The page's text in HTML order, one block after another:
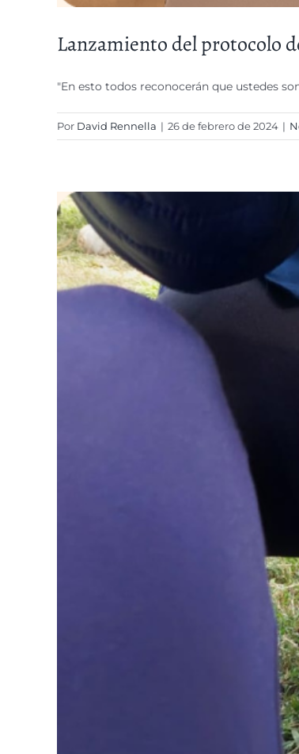
Lanzamiento del protocolo
"En esto todos reconocerán que ustedes
Por David Rennella | 26 de febrero de 2024 |